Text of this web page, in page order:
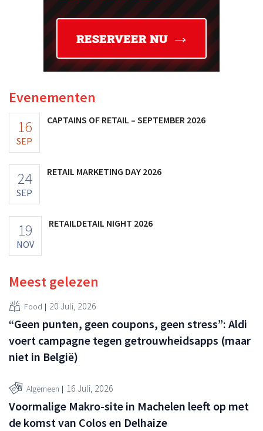
Evenementen
16
SEP
CAPTAINS OF RETAIL – SEPTEMBER 2026
24
SEP
RETAIL MARKETING DAY 2026
19
NOV
RETAILDETAIL NIGHT 2026
Meest gelezen
Food 20 Juli, 2026
“Geen punten, geen coupons, geen stress”: Aldi
voert campagne tegen getrouwheidsapps (maar
niet in België)
Algemeen 16 Juli, 2026
Voormalige Makro-site in Machelen leeft op met
de komst van Colos en Delhaize